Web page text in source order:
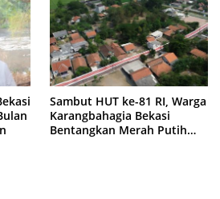
Sambut HUT ke-81 RI, Warga
Karangbahagia Bekasi
Bentangkan Merah Putih